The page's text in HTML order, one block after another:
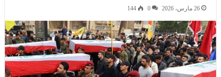
26 مارس، 2026 0
144